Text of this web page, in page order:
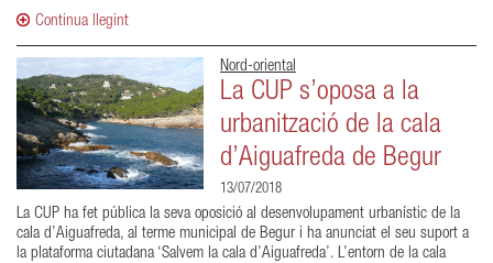
Continua llegint
Nord-oriental
La CUP s’oposa a la
urbanització de la cala
d’Aiguafreda de Begur
13/07/2018
La CUP ha fet pública la seva oposició al desenvolupament urbanístic de la
cala d’Aiguafreda, al terme municipal de Begur i ha anunciat el seu suport a
la plataforma ciutadana ‘Salvem la cala d’Aiguafreda’. L’entorn de la cala